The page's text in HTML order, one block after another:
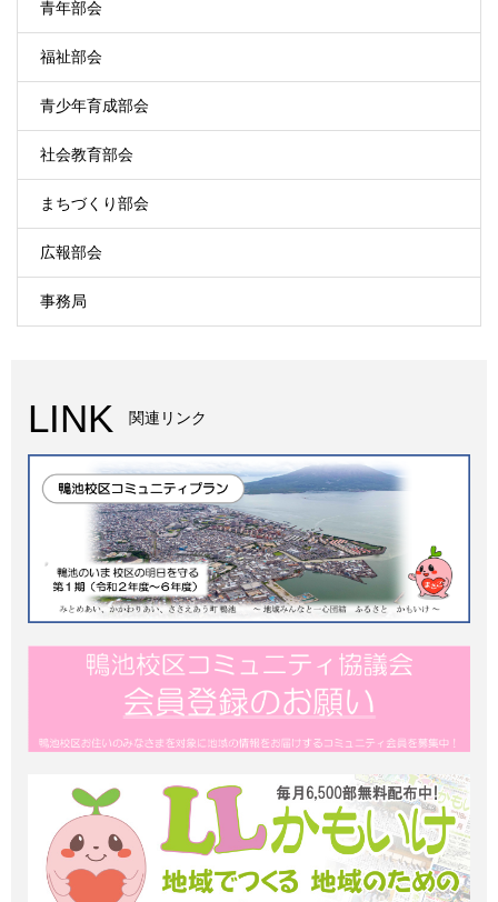
青年部会
福祉部会
青少年育成部会
社会教育部会
まちづくり部会
広報部会
事務局
LINK 関連リンク